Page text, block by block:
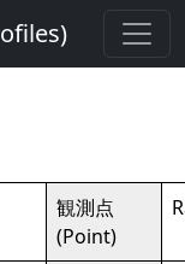
観測点
(Point)